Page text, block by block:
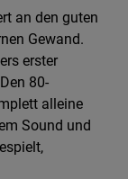
an den guten
Gewand.
erster
80-
alleine
Sound und